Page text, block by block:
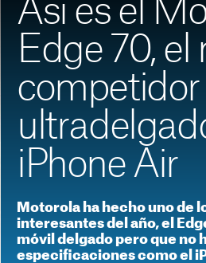
Así es el
Edge 70, el
competidor
iPhone Air
Motorola ha hecho uno de
interesantes del año, el
móvil delgado pero que no
especificaciones como el